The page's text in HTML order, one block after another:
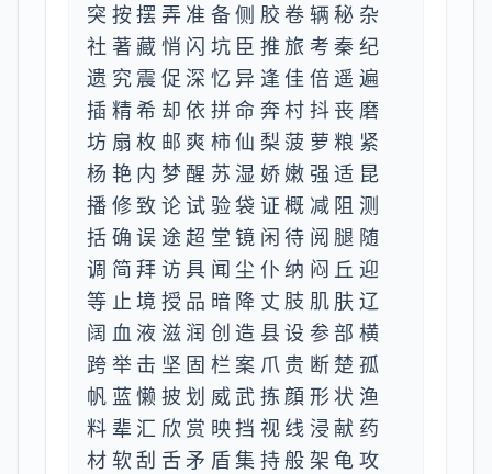
突按摆弄准备侧胶卷辆秘杂
社著藏悄闪坑臣推旅考秦纪
遗究震促深忆异逢佳倍遥遍
插精希却依拼命奔村抖丧磨
坊扇枚邮爽柿仙梨菠萝粮紧
杨艳内梦醒苏湿娇嫩强适昆
播修致论试验袋证概减阻测
括确误途超堂镜闲待阅腿随
调简拜访具闻尘仆纳闷丘迎
等止境授品暗降丈肢肌肤辽
阔血液滋润创造县设参部横
跨举击坚固栏案爪贵断楚孤
帆蓝懒披划威武拣顔形状渔
料辈汇欣赏映挡视线浸献药
材软刮舌矛盾集持般架龟攻